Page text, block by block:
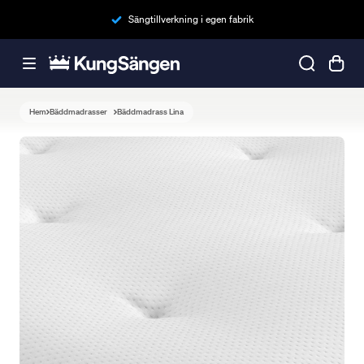
Sängtillverkning i egen fabrik
Hem Bäddmadrasser Bäddmadrass Lina